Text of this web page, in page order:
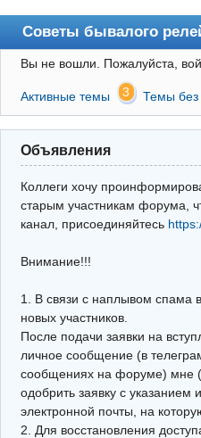
Советы бывалого
Форум
Правила
Поиск
Регистрация
Архив
Почта
Поиск релейщика
Видео РЗиА
Фотохостинг
Телеграм
Вы не вошли. Пожалуйста,
Активные темы 3 Темы без
Объявления
Коллеги хочу
старым участникам форума,
канал, присоединяйтесь
Внимание!!!
1. В связи с наплывом спама
новых участников.
После подачи заявки на
личное сообщение (в
сообщениях на форуме) мне
одобрить заявку с указанием
электронной почты, на
2. Для восстановления